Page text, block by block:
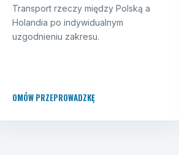
Transport rzeczy między Polską a
Holandia po indywidualnym
uzgodnieniu zakresu.
OMÓW PRZEPROWADZKĘ